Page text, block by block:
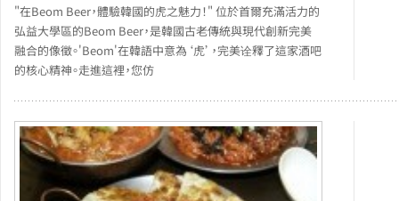
"在Beom Beer，體驗韓國的虎之魅力！" 位於首爾充滿活力的
弘益大學區的Beom Beer，是韓國古老傳統與現代創新完美
融合的像徵。'Beom'在韓語中意為‘虎’，完美诠釋了這家酒吧
的核心精神。走進這裡，您仿